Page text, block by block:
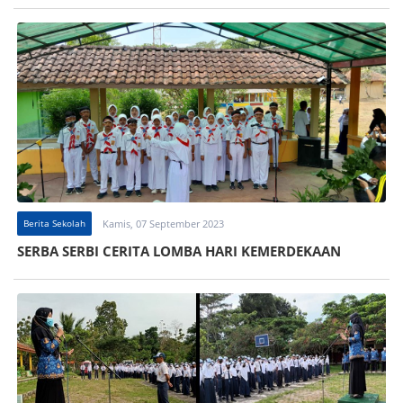
Berita Sekolah Kamis, 07 September 2023
SERBA SERBI CERITA LOMBA HARI KEMERDEKAAN